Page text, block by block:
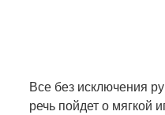
Все без исключения
речь пойдет о мягкой